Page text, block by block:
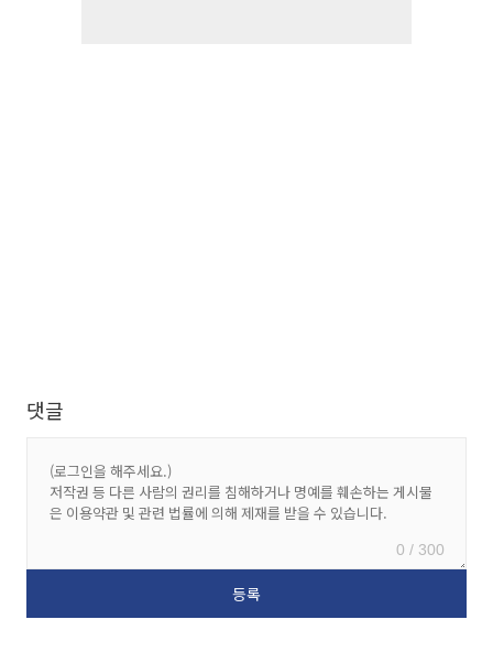
댓글
0 / 300